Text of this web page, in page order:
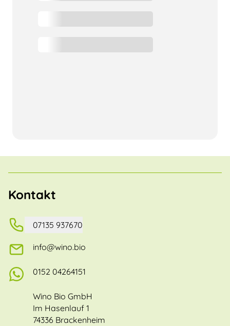
Kontakt
07135 937670
info@wino.bio
0152 04264151
Wino Bio GmbH
Im Hasenlauf 1
74336 Brackenheim